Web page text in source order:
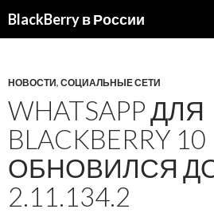
BlackBerry в России
НОВОСТИ, СОЦИАЛЬНЫЕ СЕТИ
WHATSAPP ДЛЯ
BLACKBERRY 10
ОБНОВИЛСЯ
2.11.134.2